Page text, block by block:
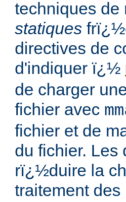
techniques de
statiques
directives de
d'indiquer ï¿½
de charger
fichier avec
fichier et de
du fichier. Les
rï¿½duire la
traitement